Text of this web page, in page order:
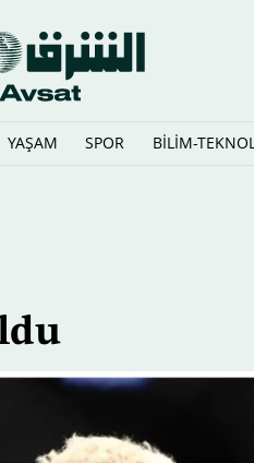
YAŞAM SPOR BİLİM-